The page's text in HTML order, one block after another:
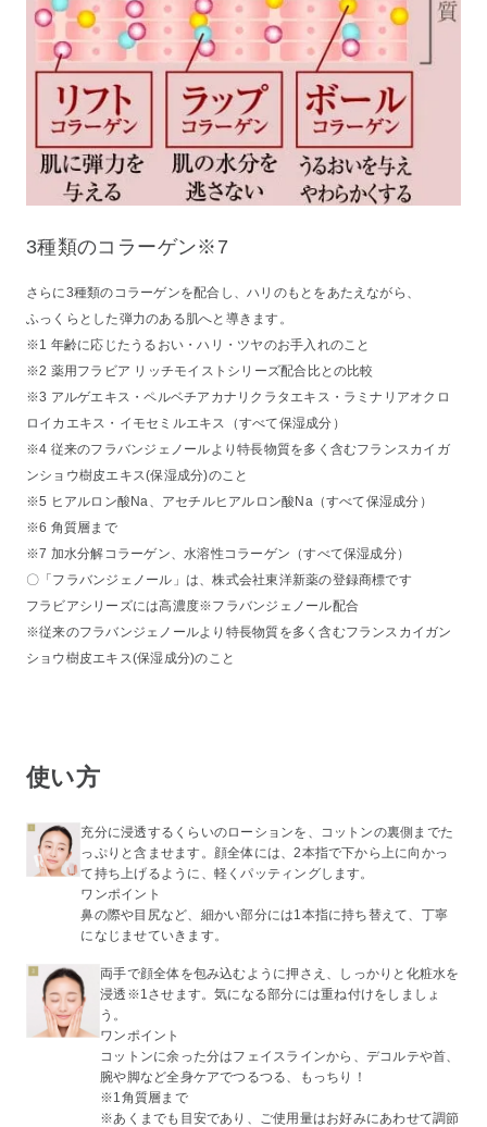
3種類のコラーゲン※7
さらに3種類のコラーゲンを配合し、ハリのもとをあたえながら、
ふっくらとした弾力のある肌へと導きます。
※1 年齢に応じたうるおい・ハリ・ツヤのお手入れのこと
※2 薬用フラビア リッチモイストシリーズ配合比との比較
※3 アルゲエキス・ペルベチアカナリクラタエキス・ラミナリアオクロ
ロイカエキス・イモセミルエキス（すべて保湿成分）
※4 従来のフラバンジェノールより特長物質を多く含むフランスカイガ
ンショウ樹皮エキス(保湿成分)のこと
※5 ヒアルロン酸Na、アセチルヒアルロン酸Na（すべて保湿成分）
※6 角質層まで
※7 加水分解コラーゲン、水溶性コラーゲン（すべて保湿成分）
〇「フラバンジェノール」は、株式会社東洋新薬の登録商標です
フラビアシリーズには高濃度※フラバンジェノール配合
※従来のフラバンジェノールより特長物質を多く含むフランスカイガン
ショウ樹皮エキス(保湿成分)のこと
使い方
充分に浸透するくらいのローションを、コットンの裏側までた
っぷりと含ませます。顔全体には、2本指で下から上に向かっ
て持ち上げるように、軽くパッティングします。
ワンポイント
鼻の際や目尻など、細かい部分には1本指に持ち替えて、丁寧
になじませていきます。
両手で顔全体を包み込むように押さえ、しっかりと化粧水を
浸透※1させます。気になる部分には重ね付けをしましょ
う。
ワンポイント
コットンに余った分はフェイスラインから、デコルテや首、
腕や脚など全身ケアでつるつる、もっちり！
※1角質層まで
※あくまでも目安であり、ご使用量はお好みにあわせて調節